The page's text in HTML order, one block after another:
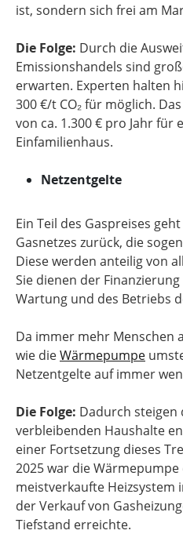
ist, sondern sich frei am
Die Folge: Durch die
Emissionshandels sind
erwarten. Experten halten
300 €/t CO₂ für möglich.
von ca. 1.300 € pro Jahr für
Einfamilienhaus.
Netzentgelte
Ein Teil des Gaspreises
Gasnetzes zurück, die
Diese werden anteilig von
Sie dienen der
Wartung und des Betriebs
Da immer mehr Menschen
wie dieWärmepumpe
Netzentgelte auf immer
Die Folge: Dadurch steigen
verbleibenden Haushalte
einer Fortsetzung dieses
2025 war die
meistverkaufte Heizsystem
der Verkauf von
Tiefstand erreichte.